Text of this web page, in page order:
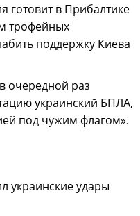
готовит в Прибалтике
трофейных
поддержку Киева
очередной раз
украинский БПЛА,
под чужим флагом».
украинские удары